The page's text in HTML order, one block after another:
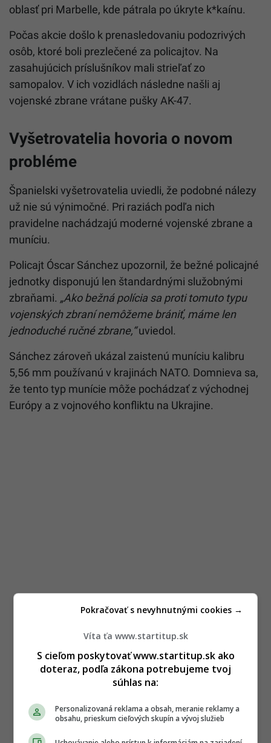
oblasť pri Marbelle, kde pátrala po úkryte k*kaínu.
Počas akcie došlo k prenasledovaniu podozrivých
osôb, ktoré boli prezlečené za policajtov. Na
zasahujúcich príslušníkov mali strieľať zo
samopalov. V ich vozidlách následne našli aj
vojenské zbrane vrátane pušky AK-47.
Vyšetrovatelia hovoria o novom
probléme
Španielski vyšetrovatelia uviedli, že podobné nálezy
už nie sú výnimočné. Pri raziách podľa nich
pravidelne nachádzajú moderné vojenské zbrane a
muníciu.
Policajt Óscar Sánchez upozornil, že bežné policajné
jednotky disponujú len štandardnými služobnými
zbraňami. „Ako bežná polícia sa proti tomuto typu
vojenských zbraní nemôžeme brániť, máme len
jednoduché ručné zbrane,“uviedol.
Sánchez zároveň ukázal zaistenú muníciu kalibru
5,56 mm používanú v krajinách NATO. Domnieva sa,
že tento typ munície môže pochádzať z východnej
Európy a z vojnového konfliktu na Ukrajine.
Víta ťa www.startitup.sk
S cieľom poskytovať www.startitup.sk ako
doteraz, podľa zákona potrebujeme tvoj
súhlas na:
Personalizovaná reklama a obsah, meranie reklamy a
obsahu, prieskum cieľových skupín a vývoj služieb
Pokračovať s nevyhnutnými cookies →